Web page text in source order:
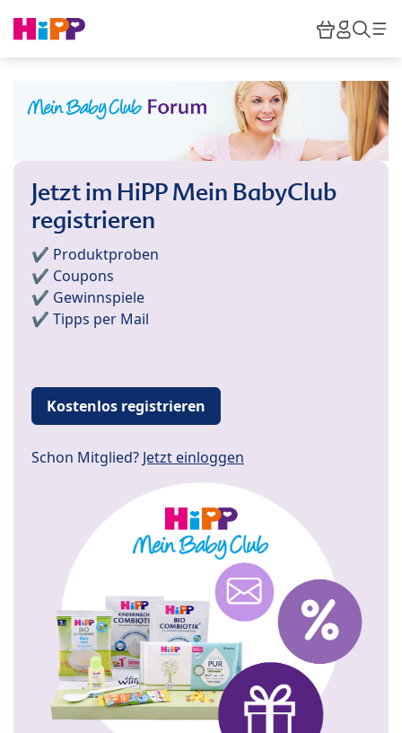
HiPP
Jetzt im HiPP Mein BabyClub
registrieren
✔️ Produktproben
✔️ Coupons
✔️ Gewinnspiele
✔️ Tipps per Mail
Kostenlos registrieren
Schon Mitglied? Jetzt einloggen